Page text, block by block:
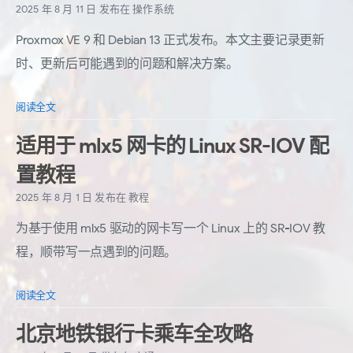
2025 年 8 月 11 日 发布在操作系统
Proxmox VE 9 和 Debian 13 正式发布。本文主要记录更新
时、更新后可能遇到的问题和解决方案。
阅读全文
适用于 mlx5 网卡的 Linux SR-IOV 配
置教程
2025 年 8 月 1 日 发布在教程
为基于使用 mlx5 驱动的网卡写一个 Linux 上的 SR-IOV 教
程，顺带写一点遇到的问题。
阅读全文
北京地铁银行卡乘车全攻略